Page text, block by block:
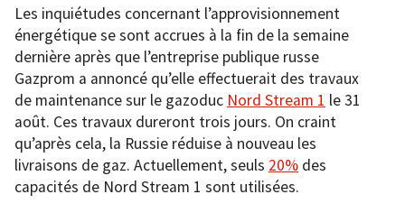
Les inquiétudes concernant l’approvisionnement
énergétique se sont accrues à la fin de la semaine
dernière après que l’entreprise publique russe
Gazprom a annoncé qu’elle effectuerait des travaux
de maintenance sur le gazoduc Nord Stream 1 le 31
août. Ces travaux dureront trois jours. On craint
qu’après cela, la Russie réduise à nouveau les
livraisons de gaz. Actuellement, seuls 20% des
capacités de Nord Stream 1 sont utilisées.